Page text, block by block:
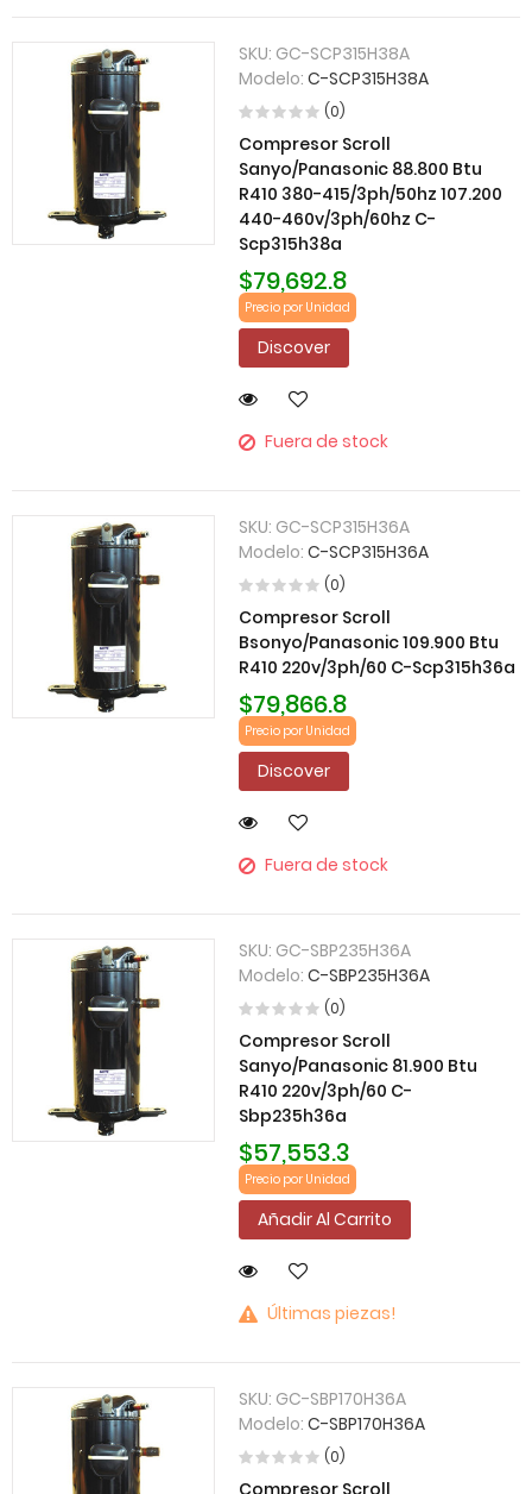
SKU: GC-SCP315H38A
Modelo:C-SCP315H38A
(0)
Compresor Scroll
Sanyo/Panasonic 88.800 Btu
R410 380-415/3ph/50hz 107.200
440-460v/3ph/60hz C-
Scp315h38a
$79,692.8
Precio por Unidad
Discover
Fuera de stock
SKU: GC-SCP315H36A
Modelo:C-SCP315H36A
(0)
Compresor Scroll
Bsonyo/Panasonic 109.900 Btu
R410 220v/3ph/60 C-Scp315h36a
$79,866.8
Precio por Unidad
Discover
Fuera de stock
SKU: GC-SBP235H36A
Modelo:C-SBP235H36A
(0)
Compresor Scroll
Sanyo/Panasonic 81.900 Btu
R410 220v/3ph/60 C-
Sbp235h36a
$57,553.3
Precio por Unidad
Añadir Al Carrito
Últimas piezas!
SKU: GC-SBP170H36A
Modelo:C-SBP170H36A
(0)
Compresor Scroll